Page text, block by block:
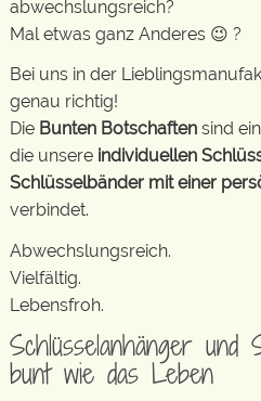
abwechslungsreich?
Mal etwas ganz Anderes 😉 ?
Bei uns in der
genau richtig!
Die Bunten Botschaften sind
die unsere individuellen
Schlüsselbänder mit einer
verbindet.
Abwechslungsreich.
Vielfältig.
Lebensfroh.
Schlüsselanhänger und
bunt wie das Leben